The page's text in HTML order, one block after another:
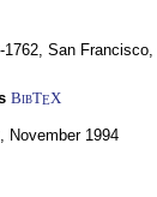
1762, San
BibTEX
November 1994